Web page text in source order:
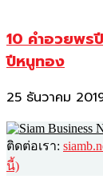
10 คำอวยพร
ปีหนูทอง
25 ธันวาคม
ติดต่อเรา:
นี้)